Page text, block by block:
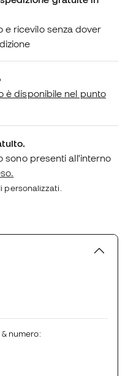
ricevilo senza dover
è disponibile nel punto
sono presenti all'interno
numero: